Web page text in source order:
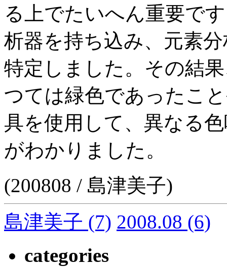
る上でたいへん重要で
析器を持ち込み、元素
特定しました。その結
つては緑色であったこ
具を使用して、異なる
がわかりました。
(200808 / 島津美子)
島津美子 (7) 2008.08 (6)
categories